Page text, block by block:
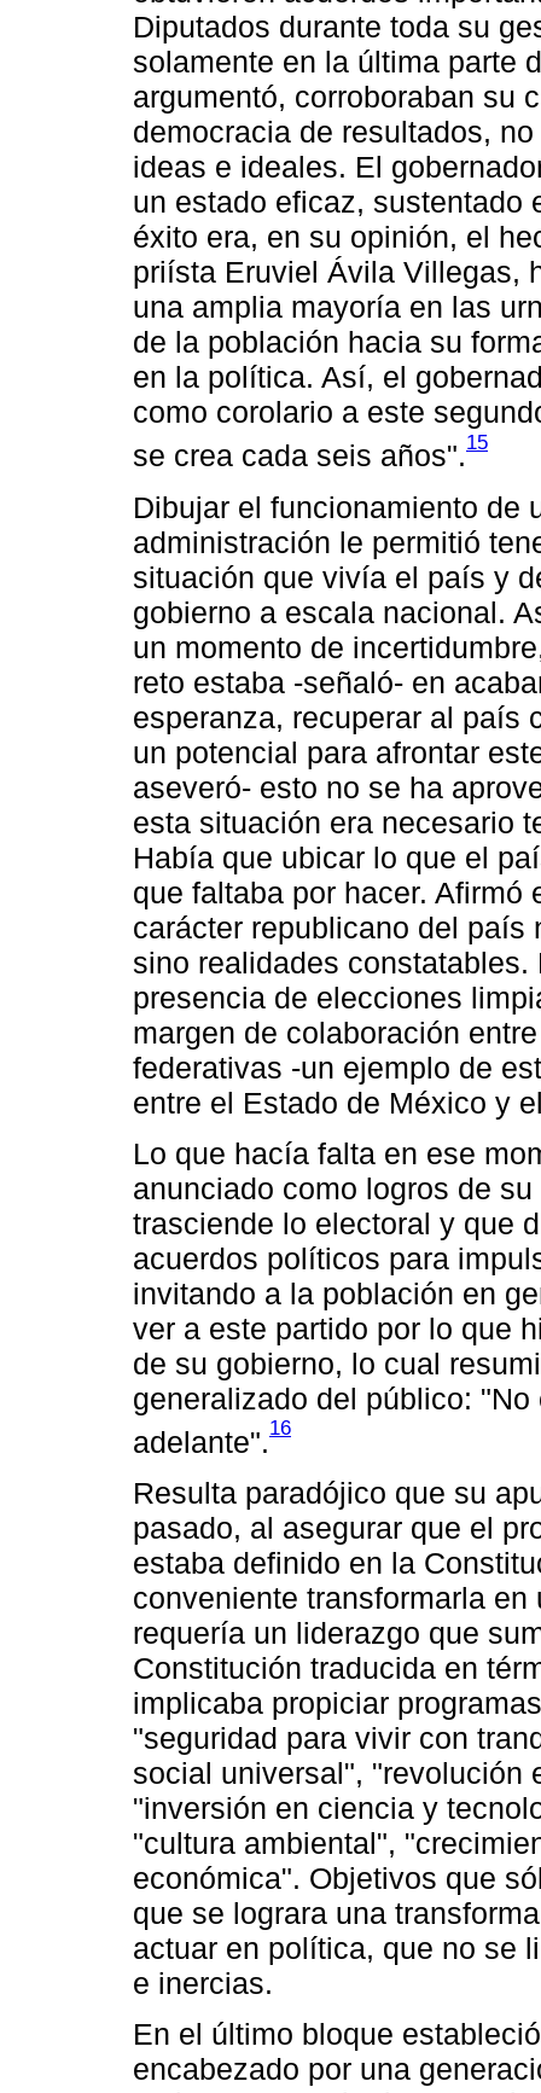
Diputados durante toda su
solamente en la última parte
argumentó, corroboraban su
democracia de resultados,
ideas e ideales. El
un estado eficaz, sustentado
éxito era, en su opinión, el
priísta Eruviel Ávila Villegas,
una amplia mayoría en las
de la población hacia su
en la política. Así, el
como corolario a este
se crea cada seis años".15
Dibujar el funcionamiento de
administración le permitió
situación que vivía el país y
gobierno a escala nacional.
un momento de
reto estaba -señaló- en
esperanza, recuperar al país
un potencial para afrontar
aseveró- esto no se ha
esta situación era necesario
Había que ubicar lo que el
que faltaba por hacer.
carácter republicano del país
sino realidades
presencia de elecciones
margen de colaboración
federativas -un ejemplo de
entre el Estado de México y
Lo que hacía falta en ese
anunciado como logros de
trasciende lo electoral y que
acuerdos políticos para
invitando a la población en
ver a este partido por lo que
de su gobierno, lo cual
generalizado del público:
adelante".16
Resulta paradójico que su
pasado, al asegurar que el
estaba definido en la
conveniente transformarla
requería un liderazgo que
Constitución traducida en
implicaba propiciar
"seguridad para vivir con
social universal", "revolución
"inversión en ciencia y
"cultura ambiental",
económica". Objetivos que
que se lograra una
actuar en política, que no se
e inercias.
En el último bloque
encabezado por una